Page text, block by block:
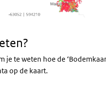
je te weten hoe de
op de kaart.